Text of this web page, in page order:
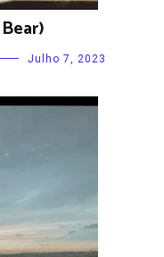
Julho 7, 2023